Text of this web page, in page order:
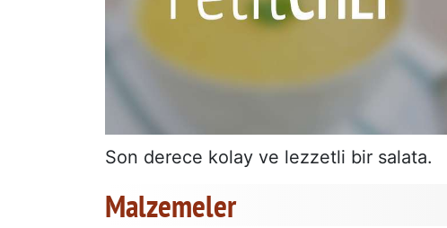
Son derece kolay ve lezzetli bir salata.
Malzemeler